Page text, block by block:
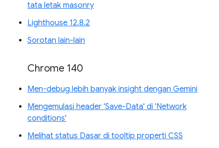
tata letak masonry
Lighthouse 12.8.2
Sorotan lain-lain
Chrome 140
Men-debug lebih banyak insight dengan Gemini
Mengemulasi header 'Save-Data' di 'Network
conditions'
Melihat status Dasar di tooltip properti CSS